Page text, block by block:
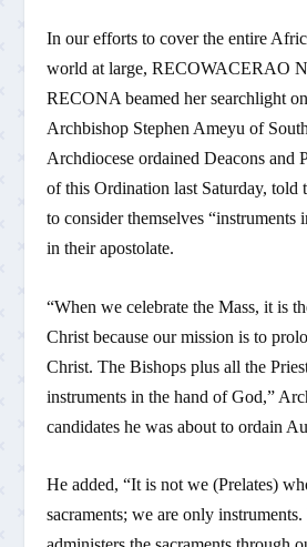
In our efforts to cover the entire
world at large, RECOWACERAO
RECONA beamed her searchlight
Archbishop Stephen Ameyu of South
Archdiocese ordained Deacons and
of this Ordination last Saturday, told
to consider themselves “instruments
in their apostolate.
“When we celebrate the Mass, it is
Christ because our mission is to
Christ. The Bishops plus all the
instruments in the hand of God,”
candidates he was about to ordain
He added, “It is not we (Prelates)
sacraments; we are only